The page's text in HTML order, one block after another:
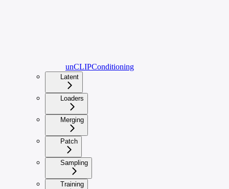
unCLIPConditioning
Latent
Loaders
Merging
Patch
Sampling
Training